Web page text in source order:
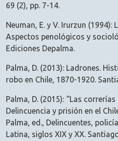
69 (2), pp. 7-14.
Neuman, E. y V. Irurzun (1994):
Aspectos penológicos y
Ediciones Depalma.
Palma, D. (2013): Ladrones.
robo en Chile, 1870-1920.
Palma, D. (2015): “Las
Delincuencia y prisión en el
Palma, ed., Delincuentes,
Latina, siglos XIX y XX.